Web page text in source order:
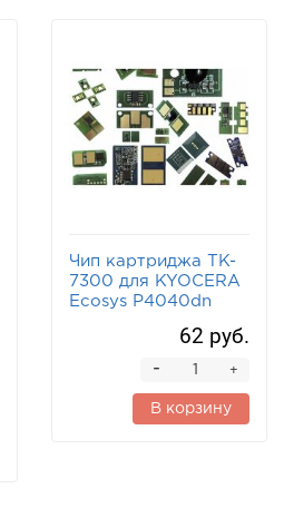
Чип картриджа TK-
7300 для KYOCERA
Ecosys P4040dn
62 руб.
+
-
В корзину